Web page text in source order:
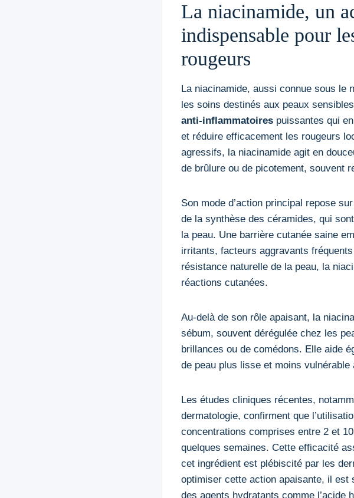
La niacinamide, un
indispensable pour
rougeurs
La niacinamide, aussi connue sous le
les soins destinés aux peaux
anti-inflammatoires puissantes qui
et réduire efficacement les rougeurs
agressifs, la niacinamide agit en
de brûlure ou de picotement, souvent
Son mode d’action principal repose
de la synthèse des céramides, qui
la peau. Une barrière cutanée saine
irritants, facteurs aggravants
résistance naturelle de la peau, la
réactions cutanées.
Au-delà de son rôle apaisant, la
sébum, souvent dérégulée chez les
brillances ou de comédons. Elle aide
de peau plus lisse et moins
Les études cliniques récentes,
dermatologie, confirment que
concentrations comprises entre 2 et
quelques semaines. Cette efficacité
cet ingrédient est plébiscité par les
optimiser cette action apaisante, il est
des agents hydratants comme l’acide